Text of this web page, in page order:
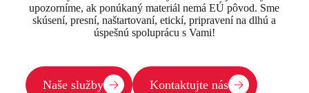
upozorníme, ak ponúkaný materiál nemá EÚ pôvod. Sme
skúsení, presní, naštartovaní, etickí, pripravení na dlhú a
úspešnú spoluprácu s Vami!
Naše služby Kontaktujte nás